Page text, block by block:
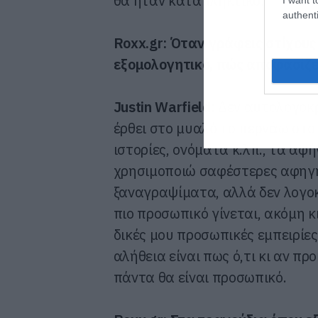
Roxx.gr: Όταν γράφεις στίχους
εξομολογητικό, πώς
Justin Warfield
έρθει στο μυαλό το περνάω στο
ιστορίες, ονόματα κ.λπ., τα
χρησιμοποιώ σαφέστερες
ξαναγραψίματα, αλλά δεν
πιο προσωπικό γίνεται,
δικές μου προσωπικές
αλήθεια είναι πως ό,τι κι αν
πάντα θα είναι προσωπικό.